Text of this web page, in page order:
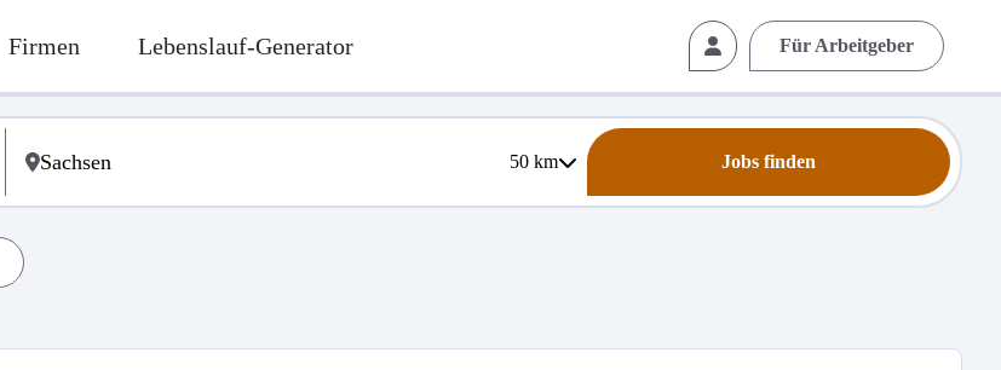
Firmen Lebenslauf-Generator Für Arbeitgeber
50km Jobs finden